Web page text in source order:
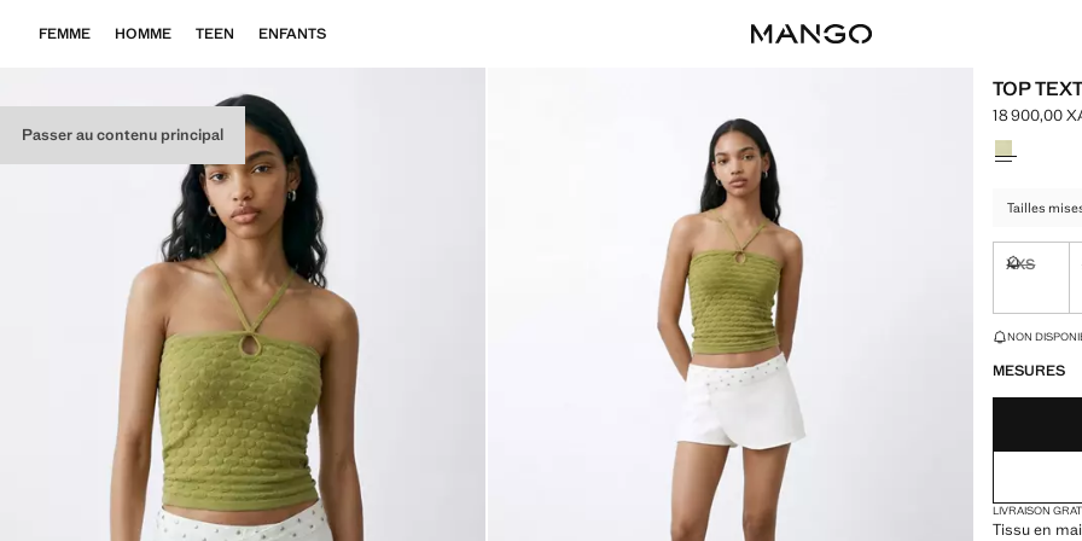
Passer au contenu principal
FEMME HOMME TEEN ENFANTS
TOP
Prix actuel
18 900,00
Choisissez
Tailles
XXS
DERNIÈRES
NON
MESURES
LIVRAISON
Tissu en